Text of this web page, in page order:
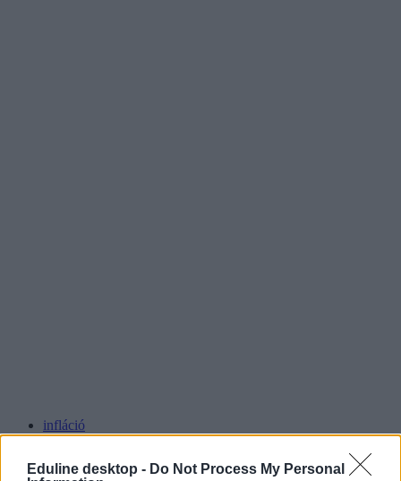
Eduline desktop - Do Not Process My Personal
infláció
statisztika
kakós csiga